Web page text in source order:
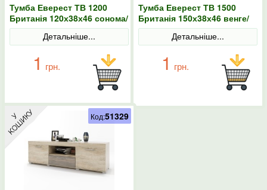
Тумба Еверест ТВ 1200
Британія 120х38х46 сонома/
трюфель
Детальніше...
1 грн.
Тумба Еверест ТВ 1500
Британія 150х38х46 венге/
дуб молочний
Детальніше...
1 грн.
Код:51329